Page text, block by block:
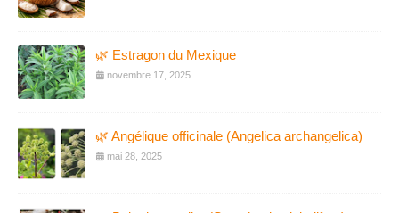
🌿 Estragon du Mexique
novembre 17, 2025
🌿 Angélique officinale (Angelica archangelica)
mai 28, 2025